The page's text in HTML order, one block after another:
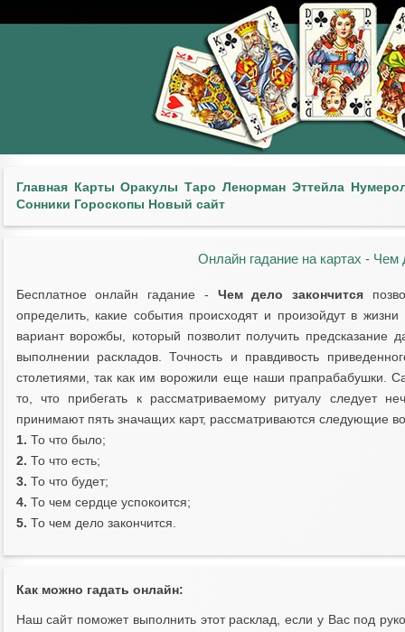
Главная Карты Оракулы Таро Ленорман Эттейла
Сонники Гороскопы Новый сайт
Онлайн гадание на картах - Чем
Бесплатное онлайн гадание - Чем дело закончится
определить, какие события происходят и произойдут в
вариант ворожбы, который позволит получить
выполнении раскладов. Точность и правдивость
столетиями, так как им ворожили еще наши прапрабабушки.
то, что прибегать к рассматриваемому ритуалу следует
принимают пять значащих карт, рассматриваются следующие
1. То что было;
2. То что есть;
3. То что будет;
4. То чем сердце успокоится;
5. То чем дело закончится.
Как можно гадать онлайн:
Наш сайт поможет выполнить этот расклад, если у Вас под